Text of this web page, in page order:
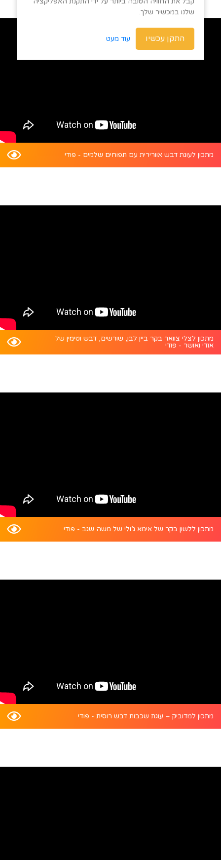
מתכון לעוגת דבש אוורירית עם תפוחים שלמים - פודי
מתכון לצלי צוואר בקר ביין לבן, שורשים, דבש וטימין של
אודי ואושר - פודי
מתכון ללשון בקר של אימא ג’ולי של משה שגב - פודי
מתכון למדוביק – עוגת שכבות דבש רוסית - פודי
שלנו במכשיר שלך.
התקן עכשיו עוד מעט